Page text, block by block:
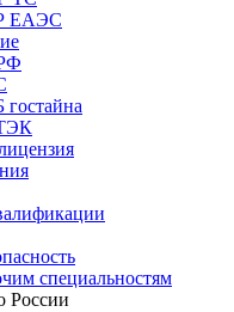
ЕАЭС
специальностям
России